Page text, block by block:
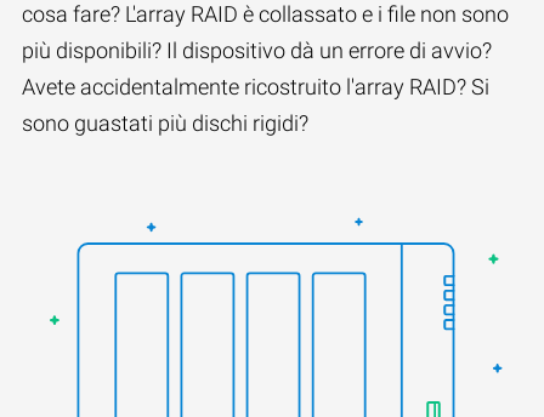
cosa fare? L'array RAID è collassato e i file non sono
più disponibili? Il dispositivo dà un errore di avvio?
Avete accidentalmente ricostruito l'array RAID? Si
sono guastati più dischi rigidi?